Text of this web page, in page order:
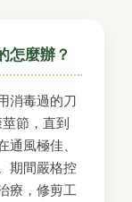
怎麼辦？
消毒過的刀
節，直到
風極佳、
期間嚴格控
療，修剪工